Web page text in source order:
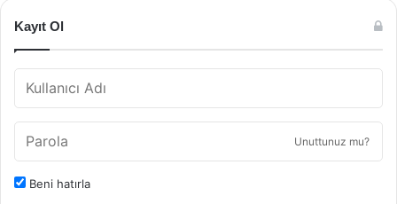
Kayıt Ol
Unuttunuz mu?
Beni hatırla